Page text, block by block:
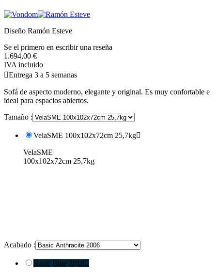
Diseño Ramón Esteve
Se el primero en escribir una reseña
1.694,00 €
IVA incluido
Entrega 3 a 5 semanas
Sofá de aspecto moderno, elegante y original. Es muy confortable e
ideal para espacios abiertos.
Tamaño :
VelaSME 100x102x72cm 25,7kg
VelaSME
100x102x72cm 25,7kg
Acabado :
Basic Blue 2018